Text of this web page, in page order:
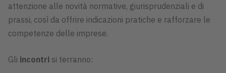
attenzione alle novità normative, giurisprudenziali e di
prassi, così da offrire indicazioni pratiche e rafforzare le
competenze delle imprese.
Gli incontri si terranno: